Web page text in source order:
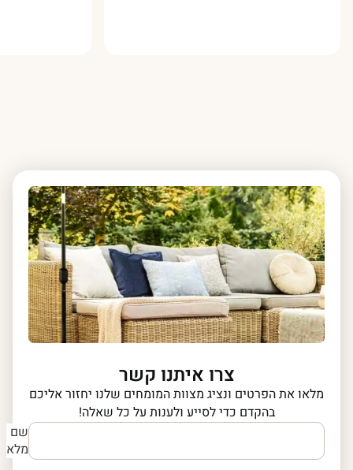
צרו איתנו קשר
מלאו את הפרטים ונציג מצוות המומחים שלנו יחזור אליכם
בהקדם כדי לסייע ולענות על כל שאלה!
שם
מלא